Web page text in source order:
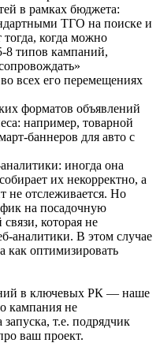
в рамках бюджета:
ТГО на поиске и
когда можно
8 типов кампаний,
всех его перемещениях
форматов объявлений
например, товарной
баннеров для авто с
иногда она
их некорректно, а
не отслеживается. Но
на посадочную
которая не
аналитики. В этом случае
как оптимизировать
в ключевых РК — наше
кампания не
т.е. подрядчик
ваш проект.